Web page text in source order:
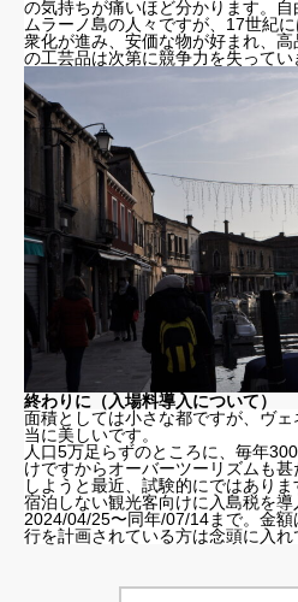
の気持ちが痛いほど分かります。
ムラーノ島の人々ですが、17世紀
衆化が進み、安価な物が好まれ、
の工芸品は次第に競争力を失ってい
終わりに（入場料導入について）
面積としては小さな都ですが、ヴ
当に美しいです。
人口5万足らずのところに、毎年
けですからオーバーツーリズムも
しようと最近、試験的にではあり
宿泊しない観光客向けに入島税を
2024/04/25〜同年/07/14まで。金
行を計画されている方は念頭に入れ
ベニスの商業
ムラーノ島
終わりに（入場料導入につ